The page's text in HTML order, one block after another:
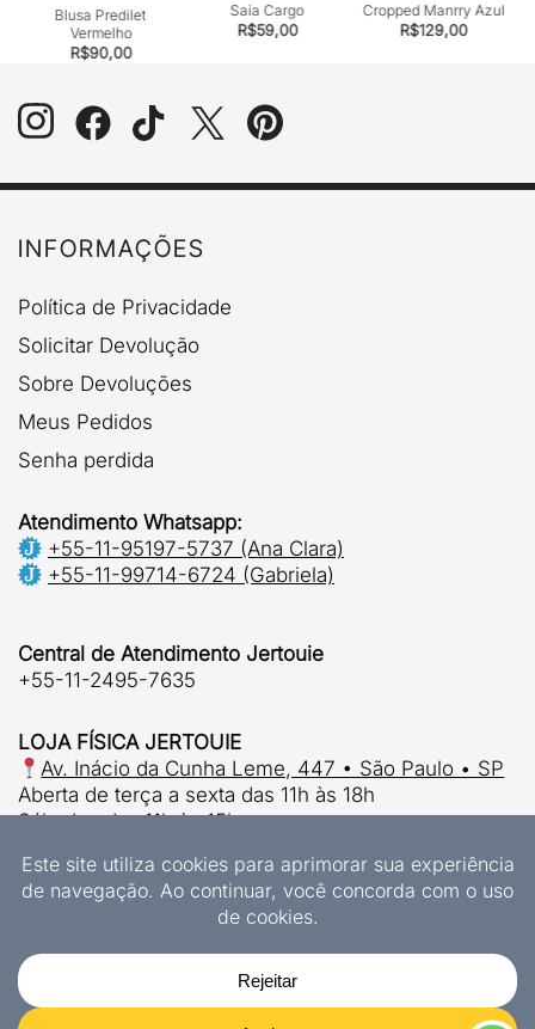
Blusa Predilet
Vermelho
R$90,00
Saia Cargo
R$59,00
Cropped Manrry Azul
R$129,00
INFORMAÇÕES
Política de Privacidade
Solicitar Devolução
Sobre Devoluções
Meus Pedidos
Senha perdida
Atendimento Whatsapp:
+55-11-95197-5737 (Ana Clara)
+55-11-99714-6724 (Gabriela)
Central de Atendimento Jertouie
+55-11-2495-7635
LOJA FÍSICA JERTOUIE
Av. Inácio da Cunha Leme, 447 • São Paulo • SP
Aberta de terça a sexta das 11h às 18h
Sábados das 11h às 15h.
© 2026 | Jertouie Ltda
CNPJ 37.915.853/0001-63
JERTOUIE LTDA